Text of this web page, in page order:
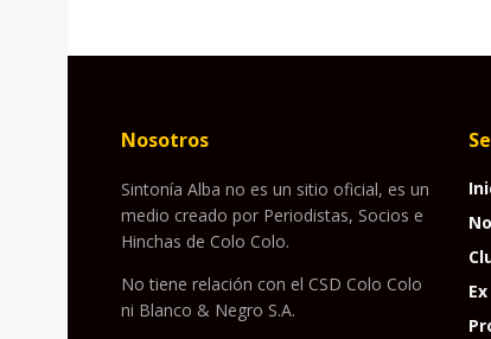
Nosotros
Sintonía Alba no es un sitio oficial, es un
medio creado por Periodistas, Socios e
Hinchas de Colo Colo.
No tiene relación con el CSD Colo Colo
ni Blanco & Negro S.A.